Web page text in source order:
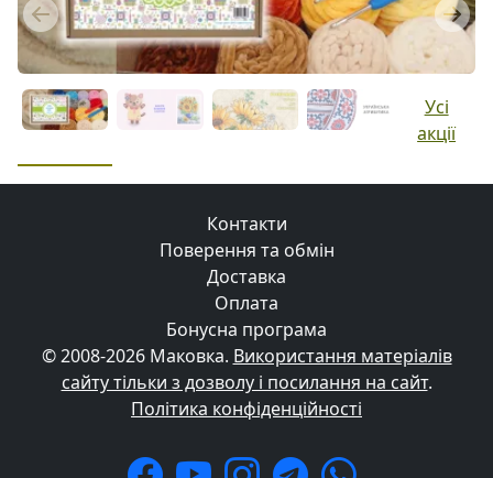
Previous Next
Усі
акції
Контакти
Поверення та обмін
Доставка
Оплата
Бонусна програма
© 2008-2026 Маковка. Використання матеріалів
сайту тільки з дозволу і посилання на сайт.
Політика конфіденційності